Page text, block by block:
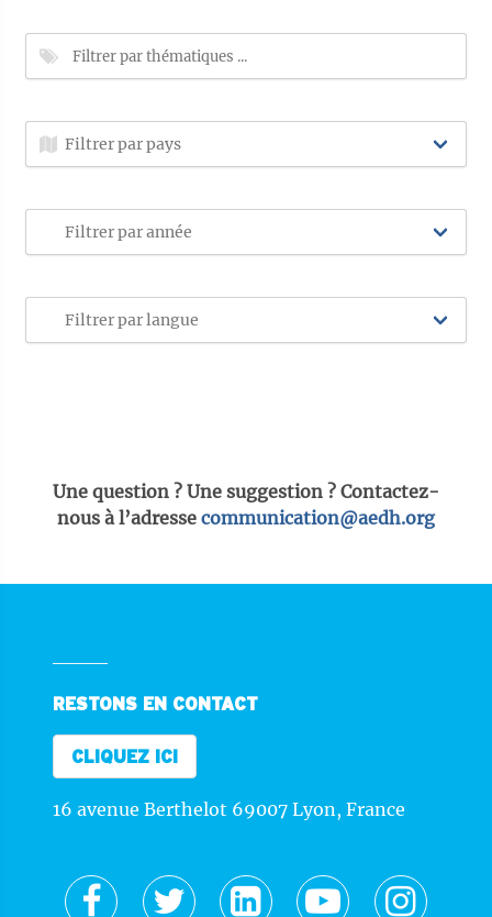
Une question ? Une suggestion ? Contactez-
nous à l’adresse communication@aedh.org
RESTONS EN CONTACT
CLIQUEZ ICI
16 avenue Berthelot 69007 Lyon, France